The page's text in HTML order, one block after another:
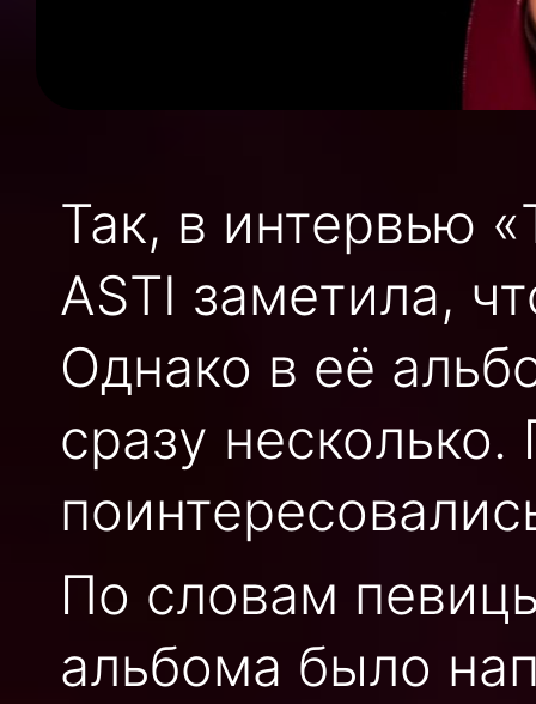
Так, в интервью «
ASTI заметила,
Однако в её
сразу
По словам
альбома было